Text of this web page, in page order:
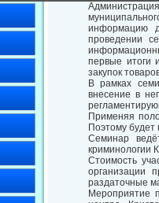
информацию
проведении
первые итоги
закупок
В рамках
внесение в
Применяя
Поэтому
Семинар
криминологии
Стоимость
организации
раздаточные
Мероприятие